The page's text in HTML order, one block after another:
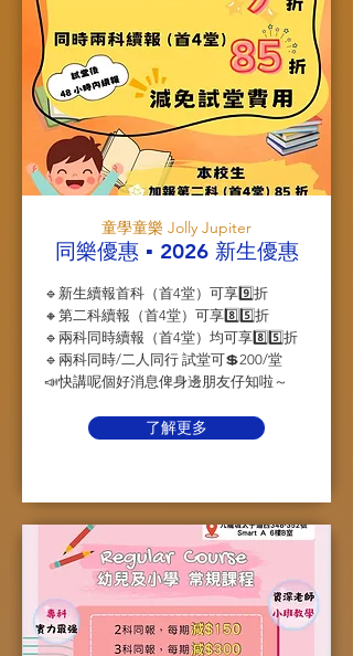
童學童樂 Jolly Jupiter
同樂優惠 ▪️ 2026 新生優惠
🔹新生續報首科（首4堂）可享9️⃣折
🔸第二科續報（首4堂）可享8️⃣5️⃣折
🔹兩科同時續報（首4堂）均可享8️⃣5️⃣折
🔹兩科同時/二人同行 試堂可💲200/堂
📣快講呢個好消息俾身邊朋友仔知啦～
了解更多